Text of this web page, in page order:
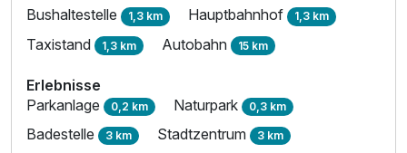
Bushaltestelle 1,3 km Hauptbahnhof 1,3 km
Taxistand 1,3 km Autobahn 15 km
Erlebnisse
Parkanlage 0,2 km Naturpark 0,3 km
Badestelle 3 km Stadtzentrum 3 km